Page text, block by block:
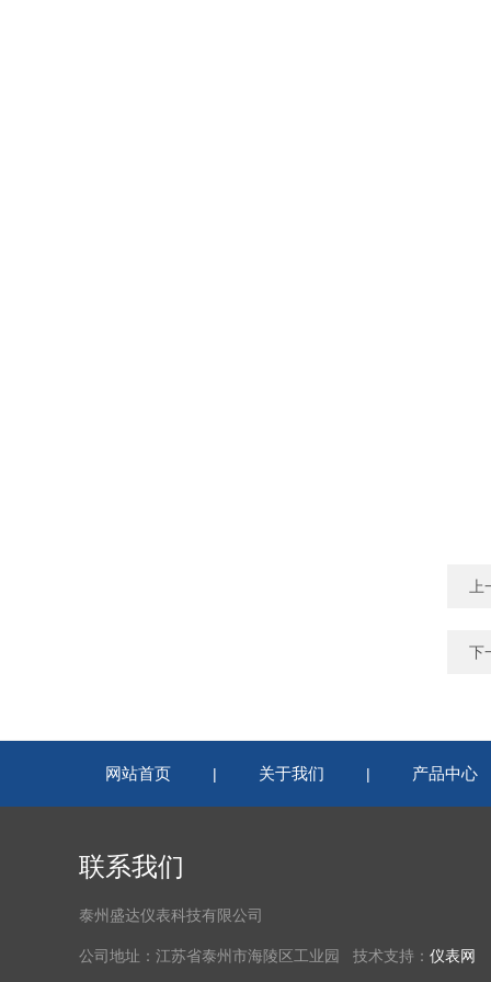
下
网站首页 | 关于我们 | 产品中心
联系我们
泰州盛达仪表科技有限公司
公司地址：江苏省泰州市海陵区工业园 技术支持： 仪表网